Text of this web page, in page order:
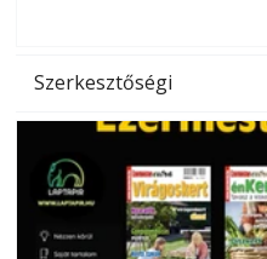
Szerkesztőségi